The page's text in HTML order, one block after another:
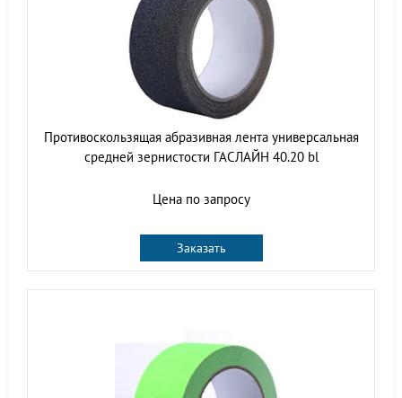
Противоскользящая абразивная лента универсальная
средней зернистости ГАСЛАЙН 40.20 bl
Цена по запросу
Заказать